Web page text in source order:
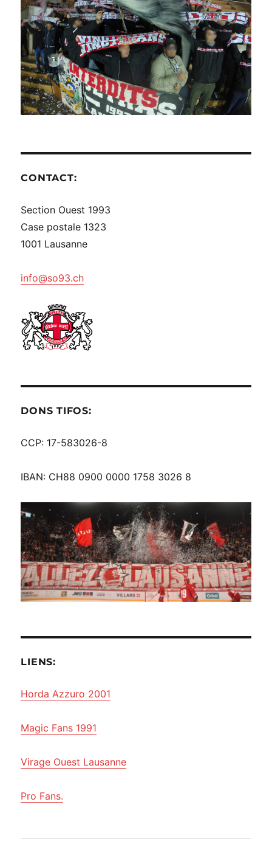
CONTACT:
Section Ouest 1993
Case postale 1323
1001 Lausanne
info@so93.ch
DONS TIFOS:
CCP: 17-583026-8
IBAN: CH88 0900 0000 1758 3026 8
LIENS:
Horda Azzuro 2001
Magic Fans 1991
Virage Ouest Lausanne
Pro Fans.